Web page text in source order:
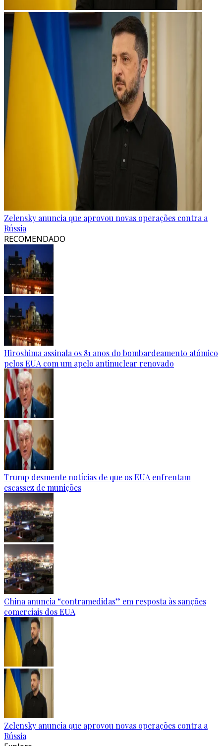
Zelensky anuncia que aprovou novas operações contra a
Rússia
RECOMENDADO
Hiroshima assinala os 81 anos do bombardeamento atómico
pelos EUA com um apelo antinuclear renovado
Trump desmente notícias de que os EUA enfrentam
escassez de munições
China anuncia “contramedidas” em resposta às sanções
comerciais dos EUA
Zelensky anuncia que aprovou novas operações contra a
Rússia